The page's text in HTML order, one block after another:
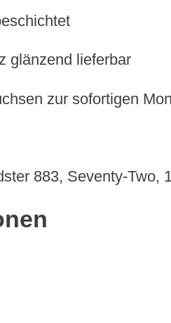
glänzend lieferbar
zur sofortigen
883, Seventy-Two,